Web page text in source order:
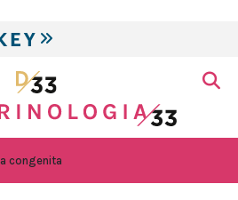
congenita